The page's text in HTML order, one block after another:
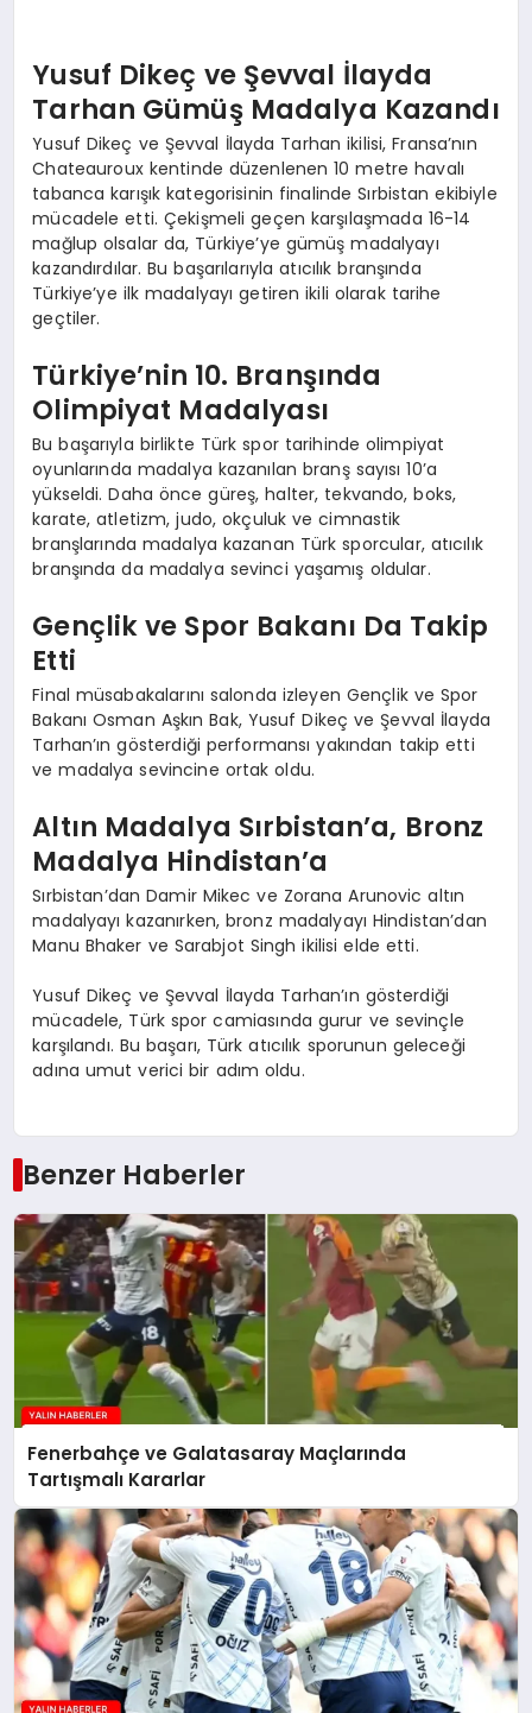
Yusuf Dikeç ve Şevval İlayda
Tarhan Gümüş Madalya Kazandı
Yusuf Dikeç ve Şevval İlayda Tarhan ikilisi, Fransa’nın
Chateauroux kentinde düzenlenen 10 metre havalı
tabanca karışık kategorisinin finalinde Sırbistan ekibiyle
mücadele etti. Çekişmeli geçen karşılaşmada 16-14
mağlup olsalar da, Türkiye’ye gümüş madalyayı
kazandırdılar. Bu başarılarıyla atıcılık branşında
Türkiye’ye ilk madalyayı getiren ikili olarak tarihe
geçtiler.
Türkiye’nin 10. Branşında
Olimpiyat Madalyası
Bu başarıyla birlikte Türk spor tarihinde olimpiyat
oyunlarında madalya kazanılan branş sayısı 10’a
yükseldi. Daha önce güreş, halter, tekvando, boks,
karate, atletizm, judo, okçuluk ve cimnastik
branşlarında madalya kazanan Türk sporcular, atıcılık
branşında da madalya sevinci yaşamış oldular.
Gençlik ve Spor Bakanı Da Takip
Etti
Final müsabakalarını salonda izleyen Gençlik ve Spor
Bakanı Osman Aşkın Bak, Yusuf Dikeç ve Şevval İlayda
Tarhan’ın gösterdiği performansı yakından takip etti
ve madalya sevincine ortak oldu.
Altın Madalya Sırbistan’a, Bronz
Madalya Hindistan’a
Sırbistan’dan Damir Mikec ve Zorana Arunovic altın
madalyayı kazanırken, bronz madalyayı Hindistan’dan
Manu Bhaker ve Sarabjot Singh ikilisi elde etti.
Yusuf Dikeç ve Şevval İlayda Tarhan’ın gösterdiği
mücadele, Türk spor camiasında gurur ve sevinçle
karşılandı. Bu başarı, Türk atıcılık sporunun geleceği
adına umut verici bir adım oldu.
Benzer Haberler
Fenerbahçe ve Galatasaray Maçlarında
Tartışmalı Kararlar